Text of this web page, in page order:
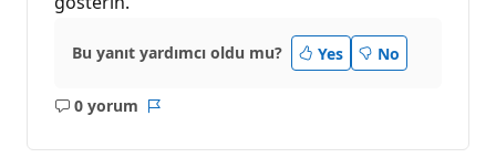
Bu yanıt yardımcı oldu mu? Yes No
0 yorum
AçıklamaRapor